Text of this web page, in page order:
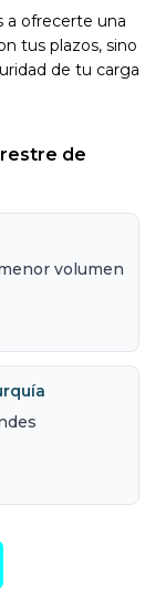
a ofrecerte una
tus plazos, sino
de tu carga
de
volumen